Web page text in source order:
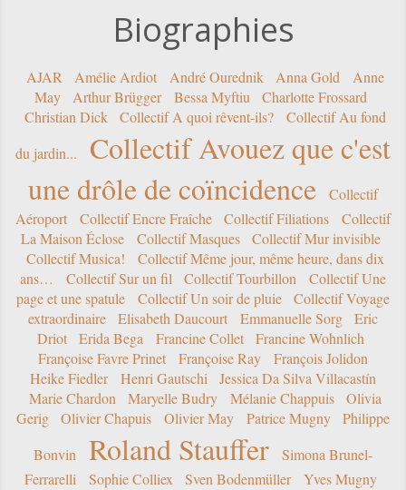
Biographies
AJAR Amélie Ardiot André Ourednik Anna Gold
Anne
May
Arthur Brügger Bessa Myftiu
Charlotte Frossard
Christian Dick
Collectif A quoi rêvent-ils?
Collectif Au fond
du jardin...
Collectif Avouez que c'est
une drôle de coïncidence
Collectif
Aéroport
Collectif Encre Fraîche Collectif Filiations
Collectif
La Maison Éclose
Collectif Masques
Collectif Mur invisible
Collectif Musica!
Collectif Même jour, même heure, dans dix
ans…
Collectif Sur un fil Collectif Tourbillon
Collectif Une
page et une spatule
Collectif Un soir de pluie
Collectif Voyage
extraordinaire
Elisabeth Daucourt Emmanuelle Sorg
Eric
Driot
Erida Bega Francine Collet
Francine Wohnlich
Françoise Favre Prinet
Françoise Ray
François Jolidon
Heike Fiedler
Henri Gautschi
Jessica Da Silva Villacastín
Marie Chardon
Maryelle Budry Mélanie Chappuis
Olivia
Gerig
Olivier Chapuis Olivier May Patrice Mugny
Philippe
Bonvin
Roland Stauffer
Simona Brunel-
Ferrarelli
Sophie Colliex Sven Bodenmüller Yves Mugny